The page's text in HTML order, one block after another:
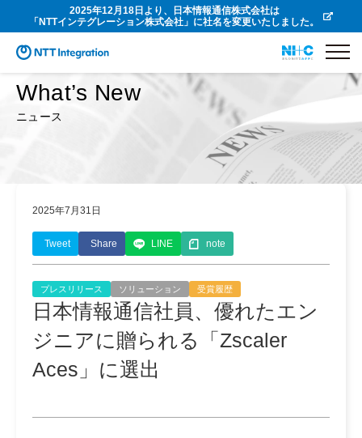
2025年12月18日より、日本情報通信株式会社は
「NTTインテグレーション株式会社」に社名を変更いたしました。
What’s New
ニュース
2025年7月31日
Tweet Share LINE note
プレスリリース ソリューション 受賞履歴
日本情報通信社員、優れたエン
ジニアに贈られる「Zscaler
Aces」に選出